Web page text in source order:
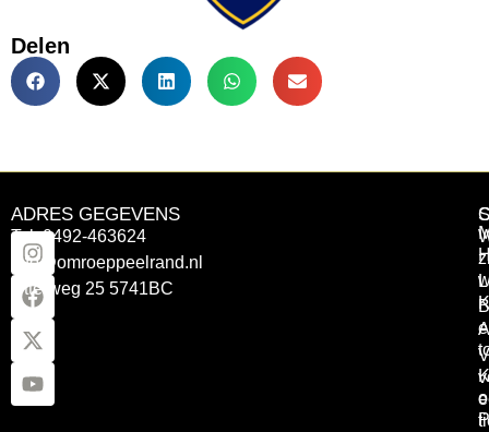
Delen
ADRES GEGEVENS
Tel: 0492-463624
info@omroeppeelrand.nl
Otterweg 25 5741BC